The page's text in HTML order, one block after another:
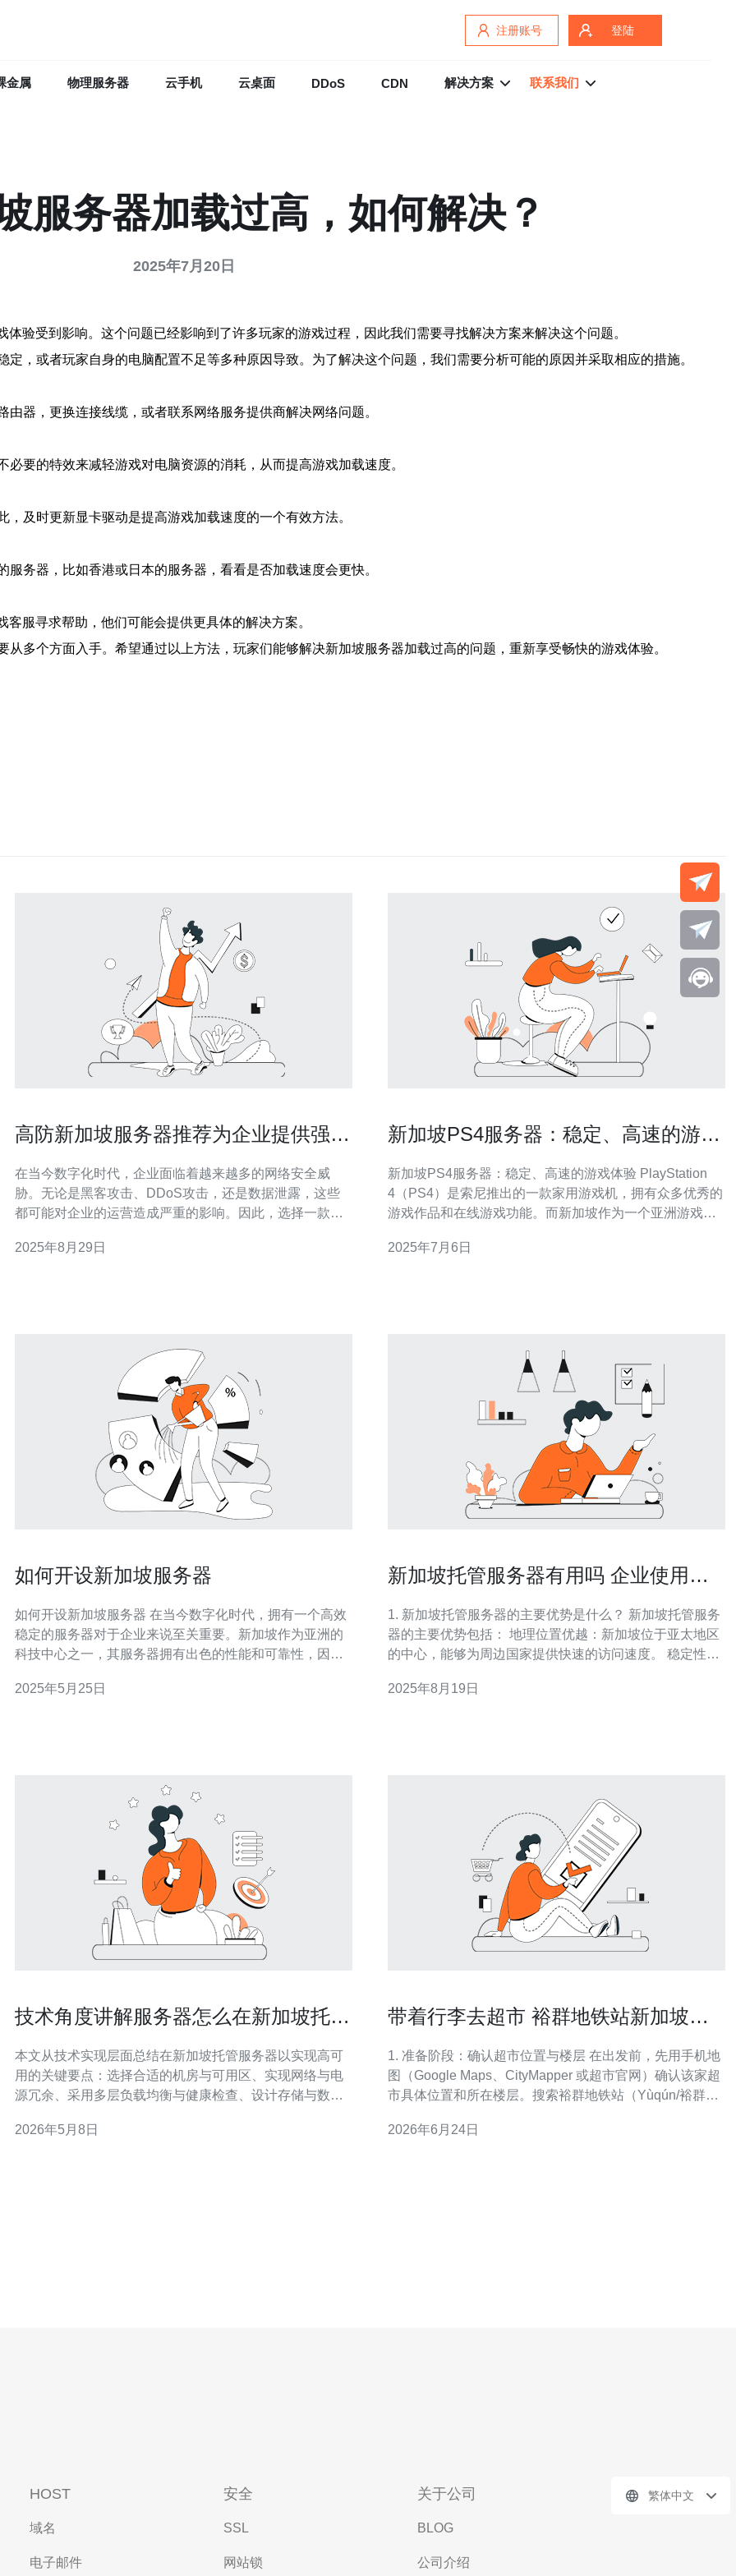
注册账号 登陆
金属 物理服务器 云手机 云桌面 DDoS CDN 解决方案 联系我们
服务器加载过高，如何解决？
2025年7月20日
验受到影响。这个问题已经影响到了许多玩家的游戏过程，因此我们需要寻找解决方案来解决这个问题。
，或者玩家自身的电脑配置不足等多种原因导致。为了解决这个问题，我们需要分析可能的原因并采取相应的措施。
器，更换连接线缆，或者联系网络服务提供商解决网络问题。
要的特效来减轻游戏对电脑资源的消耗，从而提高游戏加载速度。
及时更新显卡驱动是提高游戏加载速度的一个有效方法。
务器，比如香港或日本的服务器，看看是否加载速度会更快。
服寻求帮助，他们可能会提供更具体的解决方案。
多个方面入手。希望通过以上方法，玩家们能够解决新加坡服务器加载过高的问题，重新享受畅快的游戏体验。
高防新加坡服务器推荐为企业提供强大
在当今数字化时代，企业面临着越来越多的网络安全威
胁。无论是黑客攻击、DDoS攻击，还是数据泄露，这些
都可能对企业的运营造成严重的影响。因此，选择一款高
器，它们能够为企业提供强大的保障。 新加坡作为亚太地
2025年8月29日
新加坡PS4服务器：稳定、高速的游戏
新加坡PS4服务器：稳定、高速的游戏体验 PlayStation
4（PS4）是索尼推出的一款家用游戏机，拥有众多优秀的
游戏作品和在线游戏功能。而新加坡作为一个亚洲游戏市
新加坡PS4服务器以其稳定性而闻名。无论是在高峰时段
2025年7月6日
如何开设新加坡服务器
如何开设新加坡服务器 在当今数字化时代，拥有一个高效
稳定的服务器对于企业来说至关重要。新加坡作为亚洲的
科技中心之一，其服务器拥有出色的性能和可靠性，因此
开设新加坡服务器，希望对您有所帮助。 首先，选择一家
2025年5月25日
新加坡托管服务器有用吗 企业使用心
1. 新加坡托管服务器的主要优势是什么？ 新加坡托管服务
器的主要优势包括： 地理位置优越：新加坡位于亚太地区
的中心，能够为周边国家提供快速的访问速度。 稳定性
能够保证服务器的稳定运行。 数据安全性：新加坡在数据
2025年8月19日
技术角度讲解服务器怎么在新加坡托管
本文从技术实现层面总结在新加坡托管服务器以实现高可
用的关键要点：选择合适的机房与可用区、实现网络与电
源冗余、采用多层负载均衡与健康检查、设计存储与数据
终形成可快速故障切换与容量弹性的生产环境。 哪里应该
2026年5月8日
带着行李去超市 裕群地铁站新加坡超
1. 准备阶段：确认超市位置与楼层 在出发前，先用手机地
图（Google Maps、CityMapper 或超市官网）确认该家超
市具体位置和所在楼层。搜索裕群地铁站（Yùqún/裕群）
Ground / 1st floor”。如果信息不明确，拨打超市电话或查
2026年6月24日
HOST
域名
电子邮件
安全
SSL
网站锁
关于公司
BLOG
公司介绍
繁体中文